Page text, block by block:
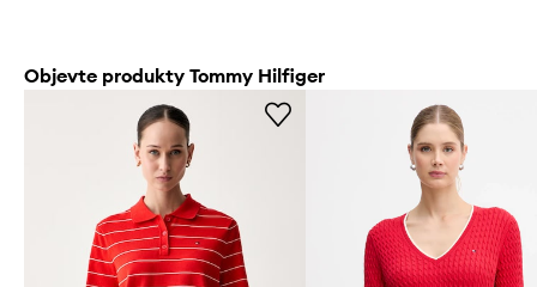
Objevte produkty Tommy Hilfiger